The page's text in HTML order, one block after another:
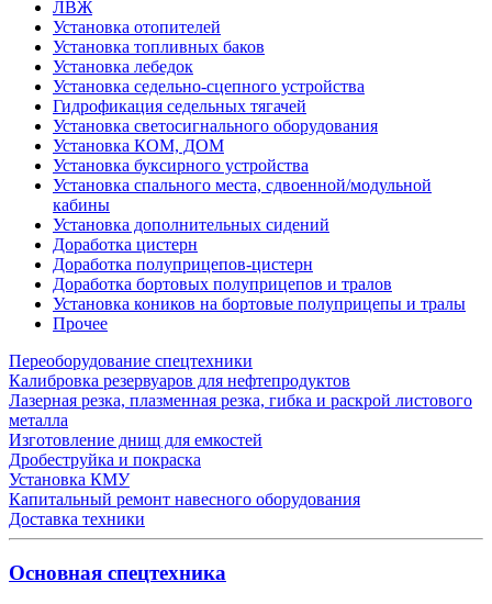
ЛВЖ
Установка отопителей
Установка топливных баков
Установка лебедок
Установка седельно-сцепного устройства
Гидрофикация седельных тягачей
Установка светосигнального оборудования
Установка КОМ, ДОМ
Установка буксирного устройства
Установка спального места, сдвоенной/модульной
кабины
Установка дополнительных сидений
Доработка цистерн
Доработка полуприцепов-цистерн
Доработка бортовых полуприцепов и тралов
Установка коников на бортовые полуприцепы и тралы
Прочее
Переоборудование спецтехники
Калибровка резервуаров для нефтепродуктов
Лазерная резка, плазменная резка, гибка и раскрой листового
металла
Изготовление днищ для емкостей
Дробеструйка и покраска
Установка КМУ
Капитальный ремонт навесного оборудования
Доставка техники
Основная спецтехника